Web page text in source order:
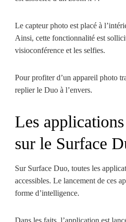
Le capteur photo est placé à
Ainsi, cette fonctionnalité est
visioconférence et les selfies.
Pour profiter d’un appareil photo
replier le Duo à l’envers.
Les
sur le Surface
Sur Surface Duo, toutes les
accessibles. Le lancement de ces
forme d’intelligence.